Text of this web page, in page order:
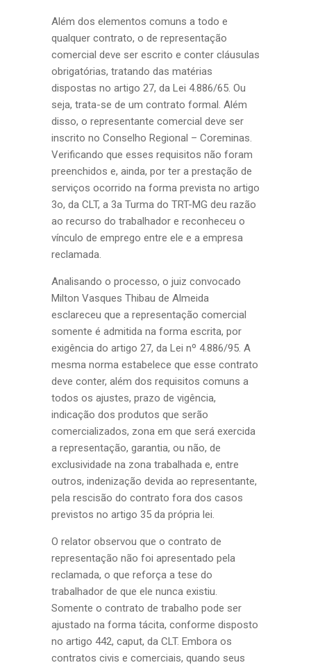
Além dos elementos comuns a todo e
qualquer contrato, o de representação
comercial deve ser escrito e conter cláusulas
obrigatórias, tratando das matérias
dispostas no artigo 27, da Lei 4.886/65. Ou
seja, trata-se de um contrato formal. Além
disso, o representante comercial deve ser
inscrito no Conselho Regional – Coreminas.
Verificando que esses requisitos não foram
preenchidos e, ainda, por ter a prestação de
serviços ocorrido na forma prevista no artigo
3o, da CLT, a 3a Turma do TRT-MG deu razão
ao recurso do trabalhador e reconheceu o
vínculo de emprego entre ele e a empresa
reclamada.
Analisando o processo, o juiz convocado
Milton Vasques Thibau de Almeida
esclareceu que a representação comercial
somente é admitida na forma escrita, por
exigência do artigo 27, da Lei nº 4.886/95. A
mesma norma estabelece que esse contrato
deve conter, além dos requisitos comuns a
todos os ajustes, prazo de vigência,
indicação dos produtos que serão
comercializados, zona em que será exercida
a representação, garantia, ou não, de
exclusividade na zona trabalhada e, entre
outros, indenização devida ao representante,
pela rescisão do contrato fora dos casos
previstos no artigo 35 da própria lei.
O relator observou que o contrato de
representação não foi apresentado pela
reclamada, o que reforça a tese do
trabalhador de que ele nunca existiu.
Somente o contrato de trabalho pode ser
ajustado na forma tácita, conforme disposto
no artigo 442, caput, da CLT. Embora os
contratos civis e comerciais, quando seus